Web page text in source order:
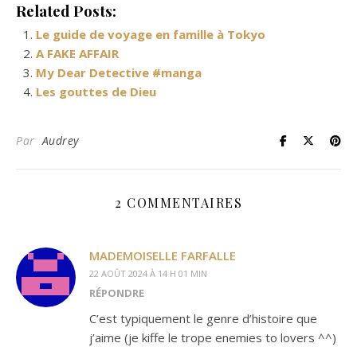
Related Posts:
Le guide de voyage en famille à Tokyo
A FAKE AFFAIR
My Dear Detective #manga
Les gouttes de Dieu
ParAudrey
2 COMMENTAIRES
MADEMOISELLE FARFALLE
22 AOÛT 2024 À 14 H 01 MIN
RÉPONDRE
C’est typiquement le genre d’histoire que
j’aime (je kiffe le trope enemies to lovers ^^)